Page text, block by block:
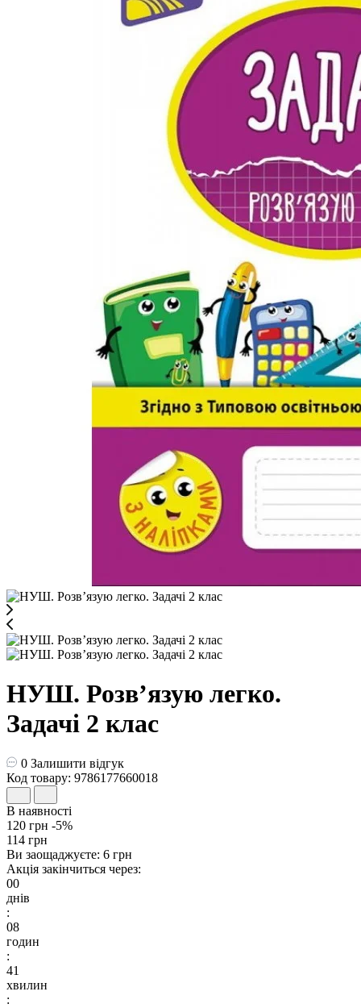
НУШ. Розв’язую легко.
Задачі 2 клас
0 Залишити відгук
Код товару: 9786177660018
В наявності
120 грн -5%
114 грн
Ви заощаджуєте: 6 грн
Акція закінчиться через:
00
днів
:
08
годин
:
41
хвилин
: